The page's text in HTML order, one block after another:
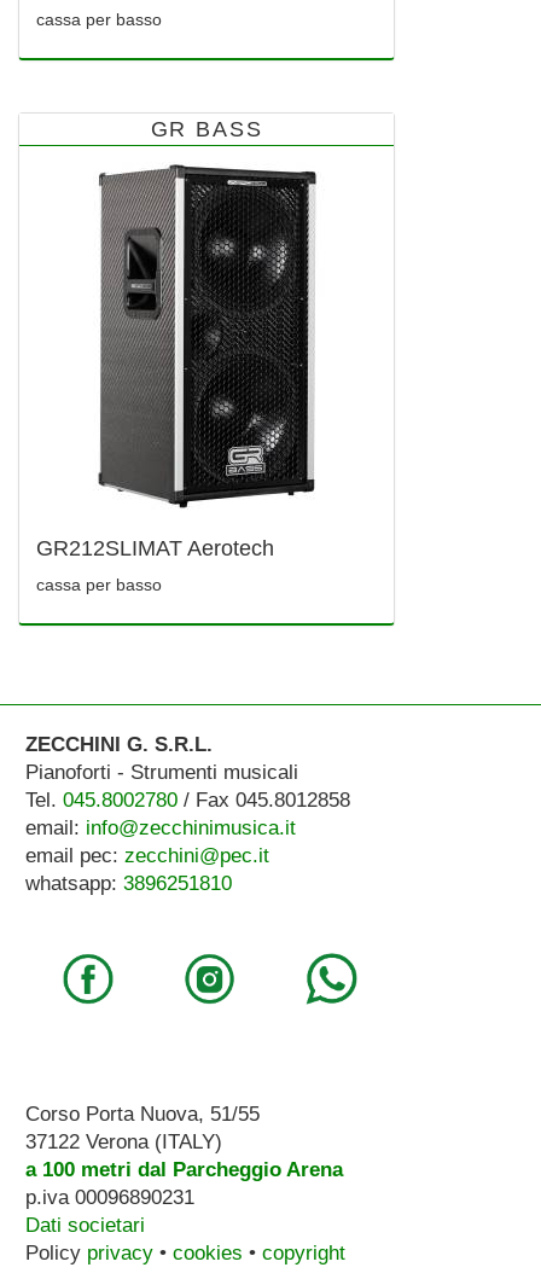
cassa per basso
GR BASS
GR212SLIMAT Aerotech
cassa per basso
ZECCHINI G. S.R.L.
Pianoforti - Strumenti musicali
Tel. 045.8002780/ Fax 045.8012858
email: info@zecchinimusica.it
email pec: zecchini@pec.it
whatsapp: 3896251810
Corso Porta Nuova, 51/55
37122 Verona (ITALY)
a 100 metri dal Parcheggio Arena
p.iva 00096890231
Dati societari
Policy privacy• cookies • copyright